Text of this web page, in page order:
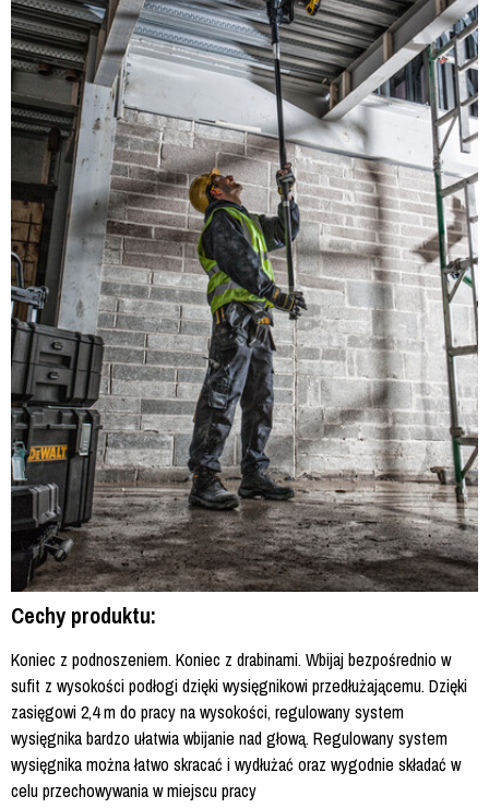
Cechy produktu:
Koniec z podnoszeniem. Koniec z drabinami. Wbijaj bezpośrednio w
sufit z wysokości podłogi dzięki wysięgnikowi przedłużającemu. Dzięki
zasięgowi 2,4 m do pracy na wysokości, regulowany system
wysięgnika bardzo ułatwia wbijanie nad głową. Regulowany system
wysięgnika można łatwo skracać i wydłużać oraz wygodnie składać w
celu przechowywania w miejscu pracy